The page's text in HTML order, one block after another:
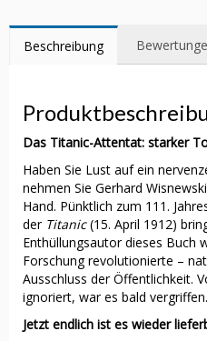
Beschreibung
Das Titanic-Attentat: starker
Haben Sie Lust auf ein
nehmen Sie Gerhard
Hand. Pünktlich zum 111.
der Titanic(15. April 1912)
Enthüllungsautor dieses Buch
Forschung revolutionierte –
Ausschluss der Öffentlichkeit.
ignoriert, war es bald vergriffen.
Jetzt endlich ist es wieder